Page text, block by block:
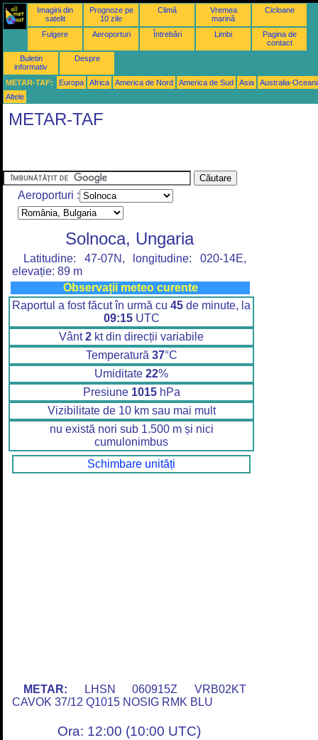
Imagini din
satelit
Prognoze pe
10 zile
Climă
Vremea
marină
Cicloane
Fulgere Aeroporturi Întrebări Limbi
Pagina de
contact
Buletin
informativ
Despre
METAR-TAF: Europa Africa America de Nord America de Sud Asia
Australia-
Altele
METAR-TAF
Aeroporturi :
Solnoca, Ungaria
Latitudine: 47-07N, longitudine: 020-14E,
elevație: 89 m
Observații meteo curente
Raportul a fost făcut în urmă cu 45 de minute, la
09:15UTC
Vânt2 kt din direcții variabile
Temperatură 37°C
Umiditate 22%
Presiune 1015hPa
Vizibilitate de 10 km sau mai mult
nu există nori sub 1.500 m și nici
cumulonimbus
Schimbare unități
METAR: LHSN 060915Z VRB02KT
CAVOK 37/12 Q1015 NOSIG RMK BLU
Ora: 12:00 (10:00 UTC)